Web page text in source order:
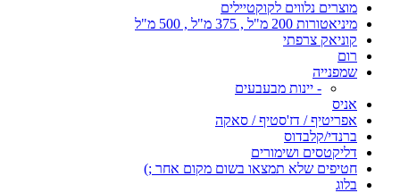
מוצרים נלווים לקוקטיילים
מיניאטורות 200 מ"ל , 375 מ"ל , 500 מ"ל
קוניאק צרפתי
רום
שמפנייה
- יינות מבעבעים
אניס
אפריטיף / דז'סטיף / סאקה
ברנדי/קלבדוס
דליקטסים ושימורים
חטיפים שלא תמצאו בשום מקום אחר ;)
בלוג